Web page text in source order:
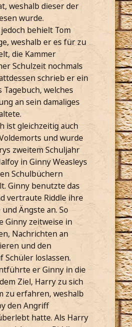
weshalb dieser der
wurde.
behielt Tom
weshalb er es für zu
die Kammer
Schulzeit nochmals
schrieb er ein
welches
an sein damaliges
ist gleichzeitig auch
und wurde
zweitem Schuljahr
in Ginny Weasleys
Schulbüchern
Ginny benutzte das
vertraute Riddle ihre
Ängste an. So
Ginny zeitweise in
Nachrichten an
und den
Schüler loslassen.
er Ginny in die
Ziel, Harry zu sich
zu erfahren, weshalb
den Angriff
hatte. Als Harry